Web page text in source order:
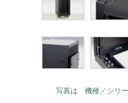
写真は 機種／シリ